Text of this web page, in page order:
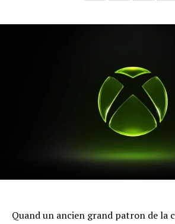
Quand un ancien grand patron de la